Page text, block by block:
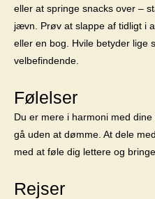
eller at springe snacks over –
jævn. Prøv at slappe af tidligt i
eller en bog. Hvile betyder lige
velbefindende.
Følelser
Du er mere i harmoni med
gå uden at dømme. At dele
med at føle dig lettere og
Rejser